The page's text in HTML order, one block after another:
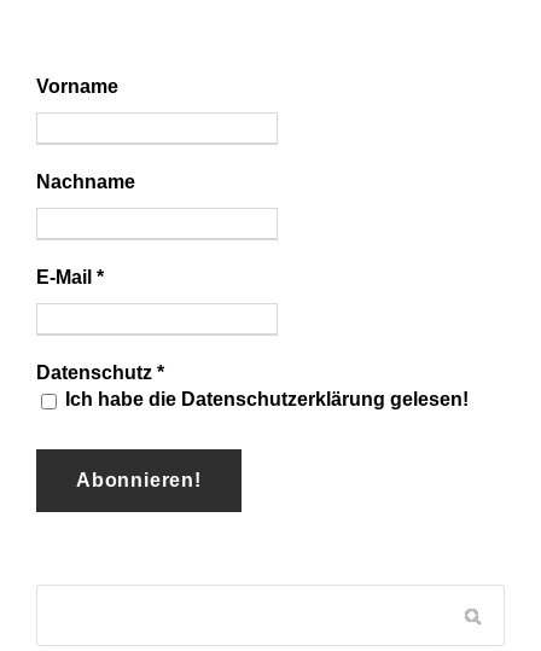
Vorname
Nachname
E-Mail *
Datenschutz *
Ich habe die Datenschutzerklärung gelesen!